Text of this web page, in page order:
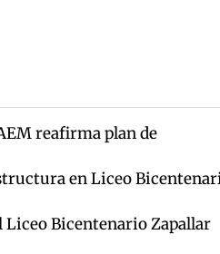
reafirma plan de
en Liceo
Liceo Bicentenario Zapallar